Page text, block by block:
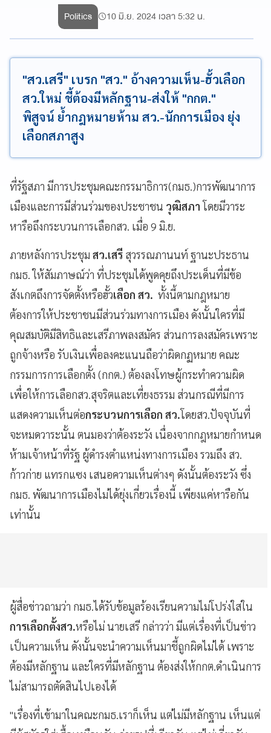
Politics 10 มิ.ย. 2024 เวลา 5:32 น.
"สว.เสรี" เบรก "สว." อ้างความเห็น-ฮั้วเลือก
สว.ใหม่ ชี้ต้องมีหลักฐาน-ส่งให้ "กกต."
พิสูจน์ ย้ำกฎหมายห้าม สว.-นักการเมือง ยุ่ง
เลือกสภาสูง
ที่รัฐสภา มีการประชุมคณะกรรมาธิการ(กมธ.)การพัฒนาการ
เมืองและการมีส่วนร่วมของประชาชน วุฒิสภาโดยมีวาระ
หารือถึงกระบวนการเลือกสว. เมื่อ 9 มิ.ย.
ภายหลังการประชุม สว.เสรี สุวรรณภานนท์ ฐานะประธาน
กมธ. ให้สัมภาษณ์ว่า ที่ประชุมได้พูดคุยถึงประเด็นที่มีข้อ
สังเกตถึงการจัดตั้งหรือฮั้วเลือก สว. ทั้งนี้ตามกฎหมาย
ต้องการให้ประชาชนมีส่วนร่วมทางการเมือง ดังนั้นใครที่มี
คุณสมบัติมีสิทธิและเสรีภาพลงสมัคร ส่วนการลงสมัครเพราะ
ถูกจ้างหรือ รับเงินเพื่อลงคะแนนถือว่าผิดกฏหมาย คณะ
กรรมการการเลือกตั้ง (กกต.) ต้องลงโทษผู้กระทำความผิด
เพื่อให้การเลือกสว.สุจริตและเที่ยงธรรม ส่วนกรณีที่มีการ
แสดงความเห็นต่อกระบวนการเลือก สว.โดยสว.ปัจจุบันที่
จะหมดวาระนั้น ตนมองว่าต้องระวัง เนื่องจากกฎหมายกำหนด
ห้ามเจ้าหน้าที่รัฐ ผู้ดำรงตำแหน่งทางการเมือง รวมถึง สว.
ก้าวก่าย แทรกแซง เสนอความเห็นต่างๆ ดังนั้นต้องระวัง ซึ่ง
กมธ. พัฒนาการเมืองไม่ได้ยุ่งเกี่ยวเรื่องนี้ เพียงแค่หารือกัน
เท่านั้น
ผู้สื่อข่าวถามว่า กมธ.ได้รับข้อมูลร้องเรียนความไม่โปร่งใสใน
การเลือกตั้งสว.หรือไม่ นายเสรี กล่าวว่า มีแต่เรื่องที่เป็นข่าว
เป็นความเห็น ดังนั้นจะนำความเห็นมาชี้ถูกผิดไม่ได้ เพราะ
ต้องมีหลักฐาน และใครที่มีหลักฐาน ต้องส่งให้กกต.ดำเนินการ
ไม่สามารถตัดสินไปเองได้
"เรื่องที่เข้ามาในคณะกมธ.เราก็เห็น แต่ไม่มีหลักฐาน เห็นแต่